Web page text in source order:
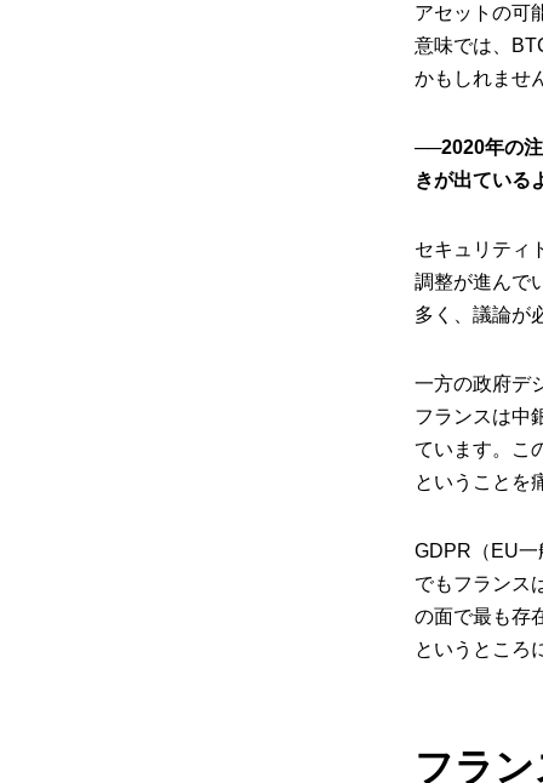
アセットの可
意味では、
かもしれませ
──2020年の
きが出ている
セキュリティ
調整が進んで
多く、議論が
一方の政府デ
フランスは中
ています。こ
ということを
GDPR（EU一
でもフランス
の面で最も存
というところ
フラ